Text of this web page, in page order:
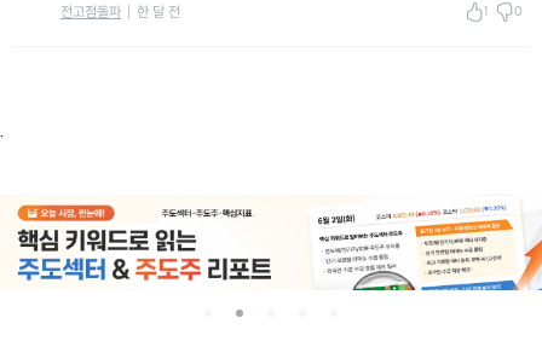
전고점돌파 한 달 전 1 0
.